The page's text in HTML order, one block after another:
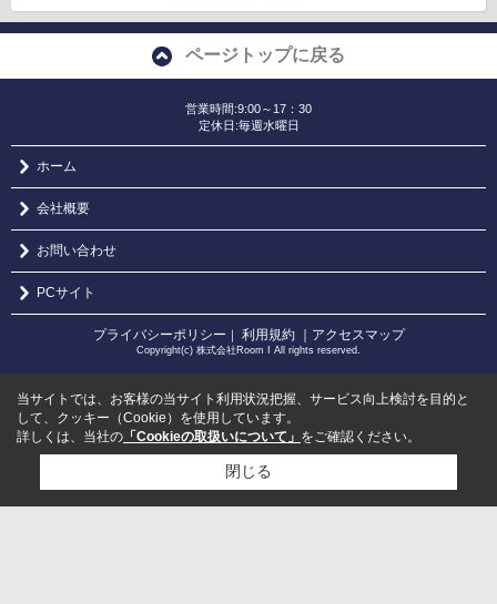
ページトップに戻る
営業時間:9:00～17：30
定休日:毎週水曜日
ホーム
会社概要
お問い合わせ
PCサイト
プライバシーポリシー ｜ 利用規約 ｜アクセスマップ
Copyright(c) 株式会社Room I All rights reserved.
当サイトでは、お客様の当サイト利用状況把握、サービス向上検討を目的と
して、クッキー（Cookie）を使用しています。
詳しくは、当社の 「Cookieの取扱いについて」 をご確認ください。
閉じる